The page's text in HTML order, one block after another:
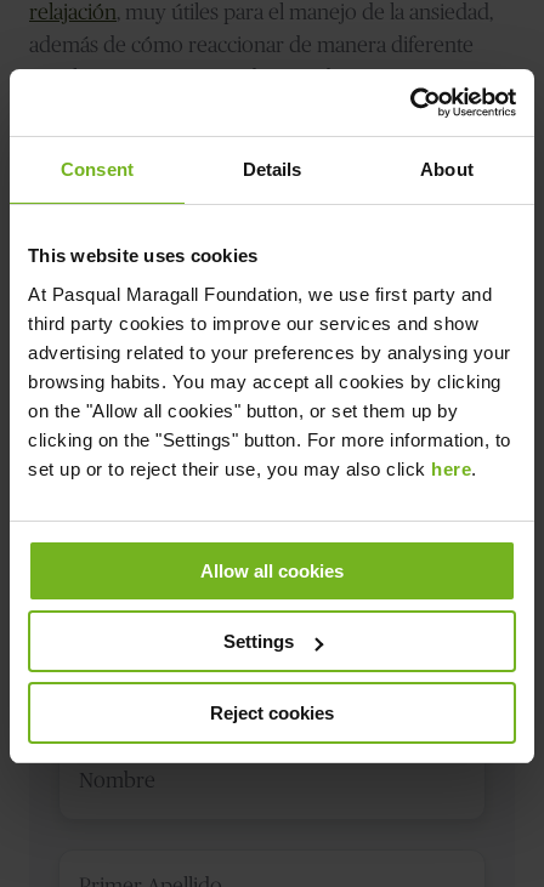
Consent Details About
This website uses cookies
At Pasqual Maragall Foundation, we use first party and
third party cookies to improve our services and show
advertising related to your preferences by analysing your
browsing habits. You may accept all cookies by clicking
on the "Allow all cookies" button, or set them up by
clicking on the "Settings" button. For more information, to
set up or to reject their use, you may also click here.
Allow all cookies
Settings
Reject cookies
relajación, muy útiles para el manejo de la ansiedad,
además de cómo reaccionar de manera diferente
Nombre*